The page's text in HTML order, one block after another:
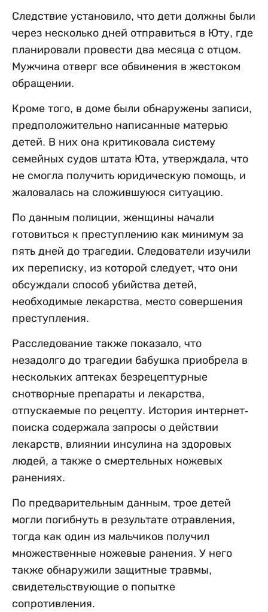
Следствие установило, что дети должны были
через несколько дней отправиться в Юту, где
планировали провести два месяца с отцом.
Мужчина отверг все обвинения в жестоком
обращении.
Кроме того, в доме были обнаружены записи,
предположительно написанные матерью
детей. В них она критиковала систему
семейных судов штата Юта, утверждала, что
не смогла получить юридическую помощь, и
жаловалась на сложившуюся ситуацию.
По данным полиции, женщины начали
готовиться к преступлению как минимум за
пять дней до трагедии. Следователи изучили
их переписку, из которой следует, что они
обсуждали способ убийства детей,
необходимые лекарства, место совершения
преступления.
Расследование также показало, что
незадолго до трагедии бабушка приобрела в
нескольких аптеках безрецептурные
снотворные препараты и лекарства,
отпускаемые по рецепту. История интернет-
поиска содержала запросы о действии
лекарств, влиянии инсулина на здоровых
людей, а также о смертельных ножевых
ранениях.
По предварительным данным, трое детей
могли погибнуть в результате отравления,
тогда как один из мальчиков получил
множественные ножевые ранения. У него
также обнаружили защитные травмы,
свидетельствующие о попытке
сопротивления.